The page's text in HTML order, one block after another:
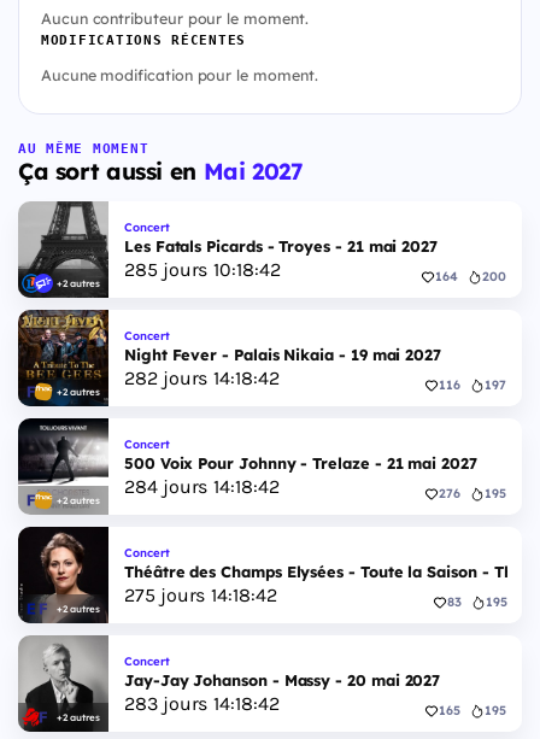
Aucun contributeur pour le moment.
MODIFICATIONS RÉCENTES
Aucune modification pour le moment.
AU MÊME MOMENT
Ça sort aussi en Mai 2027
+2 autres
Concert
Les Fatals Picards - Troyes - 21 mai 2027
285 jours 10:18:41 164 200
+2 autres
Concert
Night Fever - Palais Nikaia - 19 mai 2027
282jours 14:18:41 116 197
+2 autres
Concert
500 Voix Pour Johnny - Trelaze - 21 mai 2027
284jours 14:18:41 276 195
+2 autres
Concert
Théâtre des Champs Elysées - Toute la Saison -
275 jours 14:18:41 83 195
+2 autres
Concert
Jay-Jay Johanson - Massy - 20 mai 2027
283jours 14:18:41 165 195